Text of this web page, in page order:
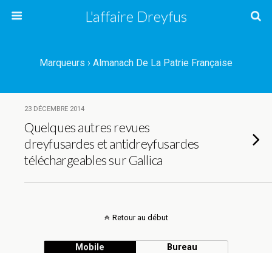
L'affaire Dreyfus
Marqueurs › Almanach De La Patrie Française
23 DÉCEMBRE 2014
Quelques autres revues
dreyfusardes et antidreyfusardes
téléchargeables sur Gallica
Retour au début
Mobile Bureau